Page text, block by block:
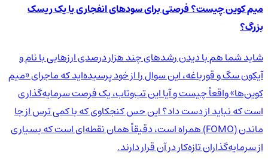
میم کوین چیست؟ فرصتی برای سودهای انفجاری یا یک ریسک
بزرگ؟
شاید شما هم با دیدن رشدهای چند هزار درصدی ارزهایی با نام و
آیکون سگ و قورباغه، این سوال را از خود پرسیده‌اید که ماجرای «میم
کوین‌ها» واقعاً چیست و آیا این تب‌وتاب، یک فرصت سرمایه‌گذاری
است که نباید از دست داد؟ این حس کنجکاوی که با کمی ترس از جا
ماندن (FOMO) همراه است، دقیقاً همان نقطه‌ای است که بسیاری
از سرمایه‌گذاران تازه‌کار در آن قرار دارند.